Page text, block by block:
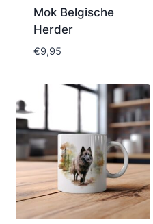
Mok Belgische
Herder
€9,95